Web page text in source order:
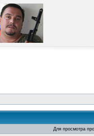
Для просмотра